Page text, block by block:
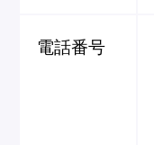
電話番号